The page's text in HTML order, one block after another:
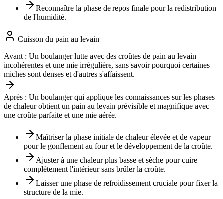
Reconnaître la phase de repos finale pour la redistribution
de l'humidité.
Cuisson du pain au levain
Avant : Un boulanger lutte avec des croûtes de pain au levain
incohérentes et une mie irrégulière, sans savoir pourquoi certaines
miches sont denses et d'autres s'affaissent.
Après : Un boulanger qui applique les connaissances sur les phases
de chaleur obtient un pain au levain prévisible et magnifique avec
une croûte parfaite et une mie aérée.
Maîtriser la phase initiale de chaleur élevée et de vapeur
pour le gonflement au four et le développement de la croûte.
Ajuster à une chaleur plus basse et sèche pour cuire
complètement l'intérieur sans brûler la croûte.
Laisser une phase de refroidissement cruciale pour fixer la
structure de la mie.